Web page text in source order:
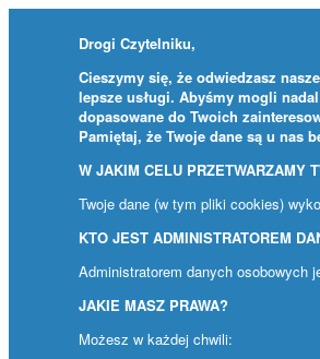
Drogi Czytelniku,
Cieszymy się, że odwiedzasz
lepsze usługi. Abyśmy mogli
dopasowane do Twoich
Pamiętaj, że Twoje dane są u nas
W JAKIM CELU PRZETWARZAMY
Twoje dane (w tym pliki cookies)
KTO JEST ADMINISTRATOREM
Administratorem danych osobowych
JAKIE MASZ PRAWA?
Możesz w każdej chwili: